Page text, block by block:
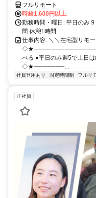
フルリモート
時給1,600円以上
勤務時間・曜日: 平日のみ
間 休憩1時間
仕事内容: ＼＼在宅型リモ
べる ●平日のみ週5で土日
◇★───────...
社員登用あり 固定時間制 フルリ
正社員